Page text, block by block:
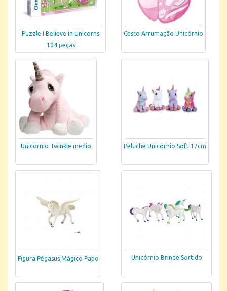
Puzzle I Believe in Unicorns
104 peças
Cesto Arrumação Unicórnio
Unicornio Twinkle medio Peluche Unicórnio Soft 17cm
Figura Pégasus Mágico Papo Unicórnio Brinde Sortido